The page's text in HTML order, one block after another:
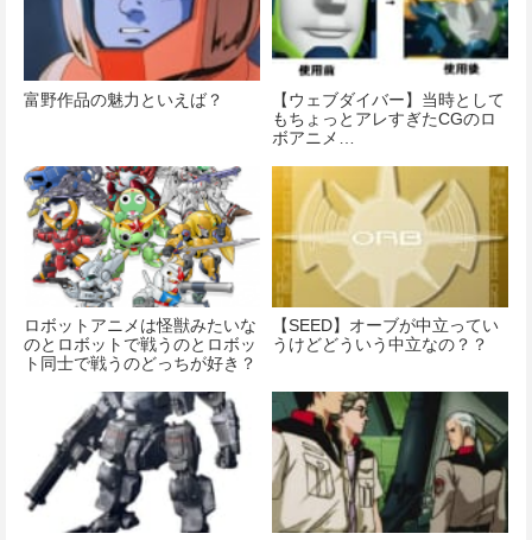
富野作品の魅力といえば？
【ウェブダイバー】当時として
もちょっとアレすぎたCGのロ
ボアニメ…
ロボットアニメは怪獣みたいな
のとロボットで戦うのとロボッ
ト同士で戦うのどっちが好き？
【SEED】オーブが中立ってい
うけどどういう中立なの？？